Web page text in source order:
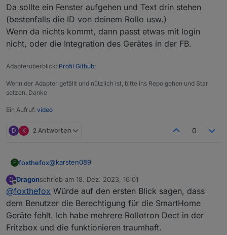
Da sollte ein Fenster aufgehen und Text drin stehen
(bestenfalls die ID von deinem Rollo usw.)
Wenn da nichts kommt, dann passt etwas mit login
nicht, oder die Integration des Gerätes in der FB.
Adapterüberblick: Profil Github;
Wenn der Adapter gefällt und nützlich ist, bitte ins Repo gehen und Star
setzen. Danke
Ein Aufruf: video
D K 2 Antworten 0
F foxthefox@karsten089
Was zeigt das Log nach dem Start?
Da sollten Berechtigungen des Users angezeigt sein
( 2 ist gut).
Und danach sollte etwas stehen, wieviele Geräte
angelegt werden und das es fertig ist.
Es hilft auch auf der AdapterConfig Seite mal die
Tasten für "Meine Geräte/My Devices" zu drücken.
Da sollte ein Fenster aufgehen und Text drin stehen
(bestenfalls die ID von deinem Rollo usw.)
D
Offline
Dragonschrieb am 18. Dez. 2023, 16:01
zuletzt editiert von
@foxthefox Würde auf den ersten Blick sagen, dass
dem Benutzer die Berechtigung für die SmartHome
Geräte fehlt. Ich habe mehrere Rollotron Dect in der
Fritzbox und die funktionieren traumhaft.